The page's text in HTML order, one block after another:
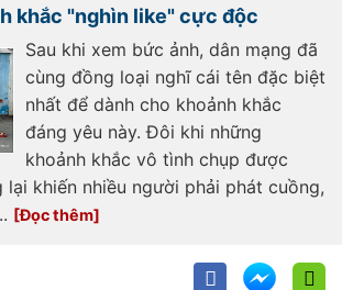
khắc "nghìn like" cực độc
Sau khi xem bức ảnh, dân mạng đã
cùng đồng loại nghĩ cái tên đặc biệt
nhất để dành cho khoảnh khắc
đáng yêu này. Đôi khi những
khoảnh khắc vô tình chụp được
khiến nhiều người phải phát cuồng,